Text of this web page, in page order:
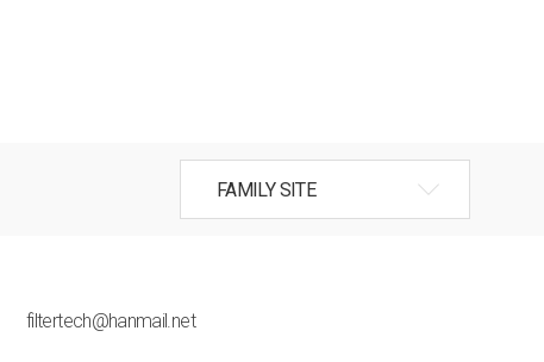
filtertech@hanmail.net